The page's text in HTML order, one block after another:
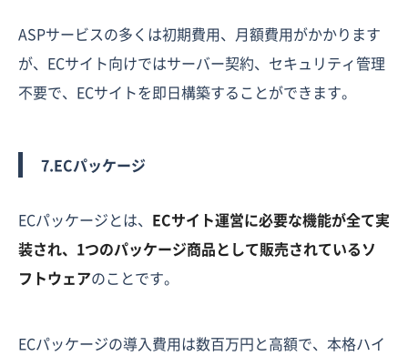
ASPサービスの多くは初期費用、月額費用がかかります
が、ECサイト向けではサーバー契約、セキュリティ管理
不要で、ECサイトを即日構築することができます。
7.ECパッケージ
ECパッケージとは、 ECサイト運営に必要な機能が全て実
装され、1つのパッケージ商品として販売されているソ
フトウェアのことです。
ECパッケージの導入費用は数百万円と高額で、本格ハイ